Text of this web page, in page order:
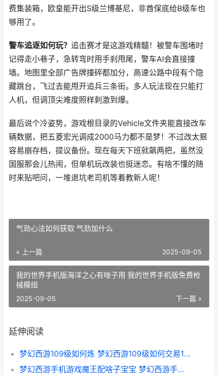
费集装箱，欧皇能开出S级兰博基尼，非酋保底给B级车也
够用了。
警车追逐如何玩？ 追击赛才是这游戏精髓！被警车围堵时
记得走小巷子，急转弯时用手刹甩尾，警车AI会直接撞
墙。地图里全部广告牌撞碎都加分，高速公路中段有个隐
藏跳台，飞过去能甩开追兵三条街。多人玩法现在只能打
人机，但调顶尖难度照样刺激到爆。
最后说个冷姿势，游戏根目录的Vehicle文件夹能直接改车
辆数据，把五菱宏光调成2000马力都不是梦！不过改太狠
容易崩存档，提议备份。现在每天下班就飙两把，虽然没
国服那会儿热闹，但单机玩改装也挺迷恋。有啥不懂的随
时来贴吧问，一堆退坑老司机等着教新人呢！
气劲心法如何获取 气劲加什么
« 上一篇 2025-09-05
我的世界手机版海洋之心有啥子用 我的世界手机版免费枪
械模组
下一篇 »
2025-09-05
延伸阅读
梦幻西游109级如何炼 梦幻西游109级如何交易175级召唤兽
梦幻西游手机游戏魔王配啥子宝宝 梦幻西游手机游戏